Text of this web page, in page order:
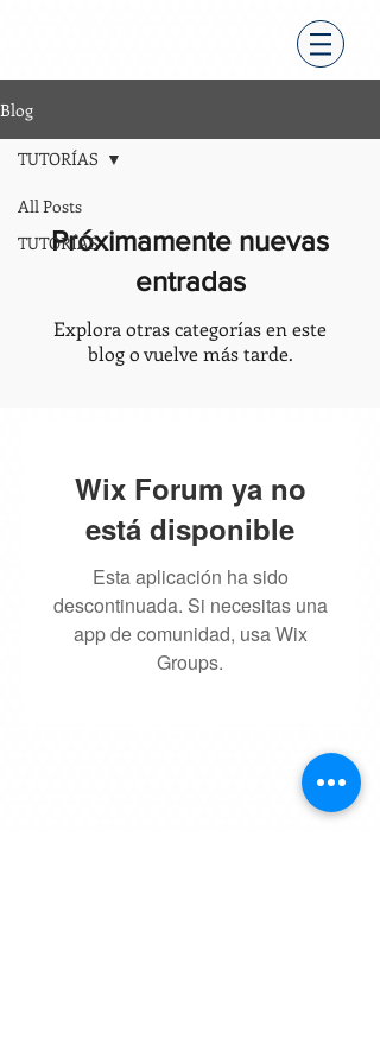
Blog
All Posts
TUTORÍAS
TUTORÍAS
Próximamente nuevas
entradas
Explora otras categorías en este
blog o vuelve más tarde.
Wix Forum ya no
está disponible
Esta aplicación ha sido
descontinuada. Si necesitas una
app de comunidad, usa Wix
Groups.